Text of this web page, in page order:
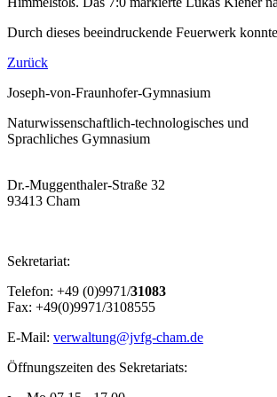
Durch dieses beeindruckende Feuerwerk
Zurück
Joseph-von-Fraunhofer-Gymnasium
Naturwissenschaftlich-technologisches und
Sprachliches Gymnasium
Dr.-Muggenthaler-Straße 32
93413 Cham
Sekretariat:
Telefon: +49 (0)9971/31083
Fax: +49(0)9971/3108555
E-Mail: verwaltung@jvfg-cham.de
Öffnungszeiten des Sekretariats: